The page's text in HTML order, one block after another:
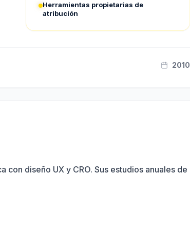
Herramientas propietarias de
atribución
2010
diseño UX y CRO. Sus estudios anuales de